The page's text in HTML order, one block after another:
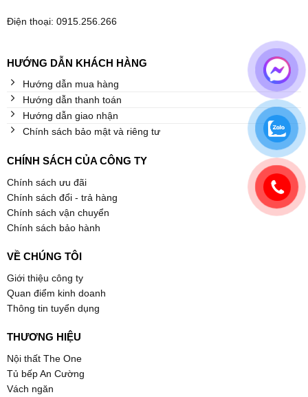
Điện thoại: 0915.256.266
HƯỚNG DẪN KHÁCH HÀNG
Hướng dẫn mua hàng
Hướng dẫn thanh toán
Hướng dẫn giao nhận
Chính sách bảo mật và riêng tư
CHÍNH SÁCH CỦA CÔNG TY
Chính sách ưu đãi
Chính sách đổi - trả hàng
Chính sách vận chuyển
Chính sách bảo hành
VỀ CHÚNG TÔI
Giới thiệu công ty
Quan điểm kinh doanh
Thông tin tuyển dụng
THƯƠNG HIỆU
Nội thất The One
Tủ bếp An Cường
Vách ngăn